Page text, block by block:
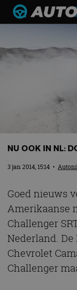
Podcast
MotorRAI.nl
NU OOK IN NL:
3 jan 2014, 15:14 •
Goed nieuws
Amerikaanse
Challenger
Nederland.
Chevrolet
Challenger